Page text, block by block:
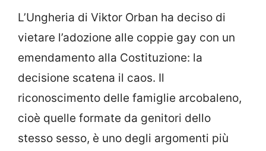
L’Ungheria di Viktor Orban ha deciso di
vietare l’adozione alle coppie gay con un
emendamento alla Costituzione: la
decisione scatena il caos. Il
riconoscimento delle famiglie arcobaleno,
cioè quelle formate da genitori dello
stesso sesso, è uno degli argomenti più